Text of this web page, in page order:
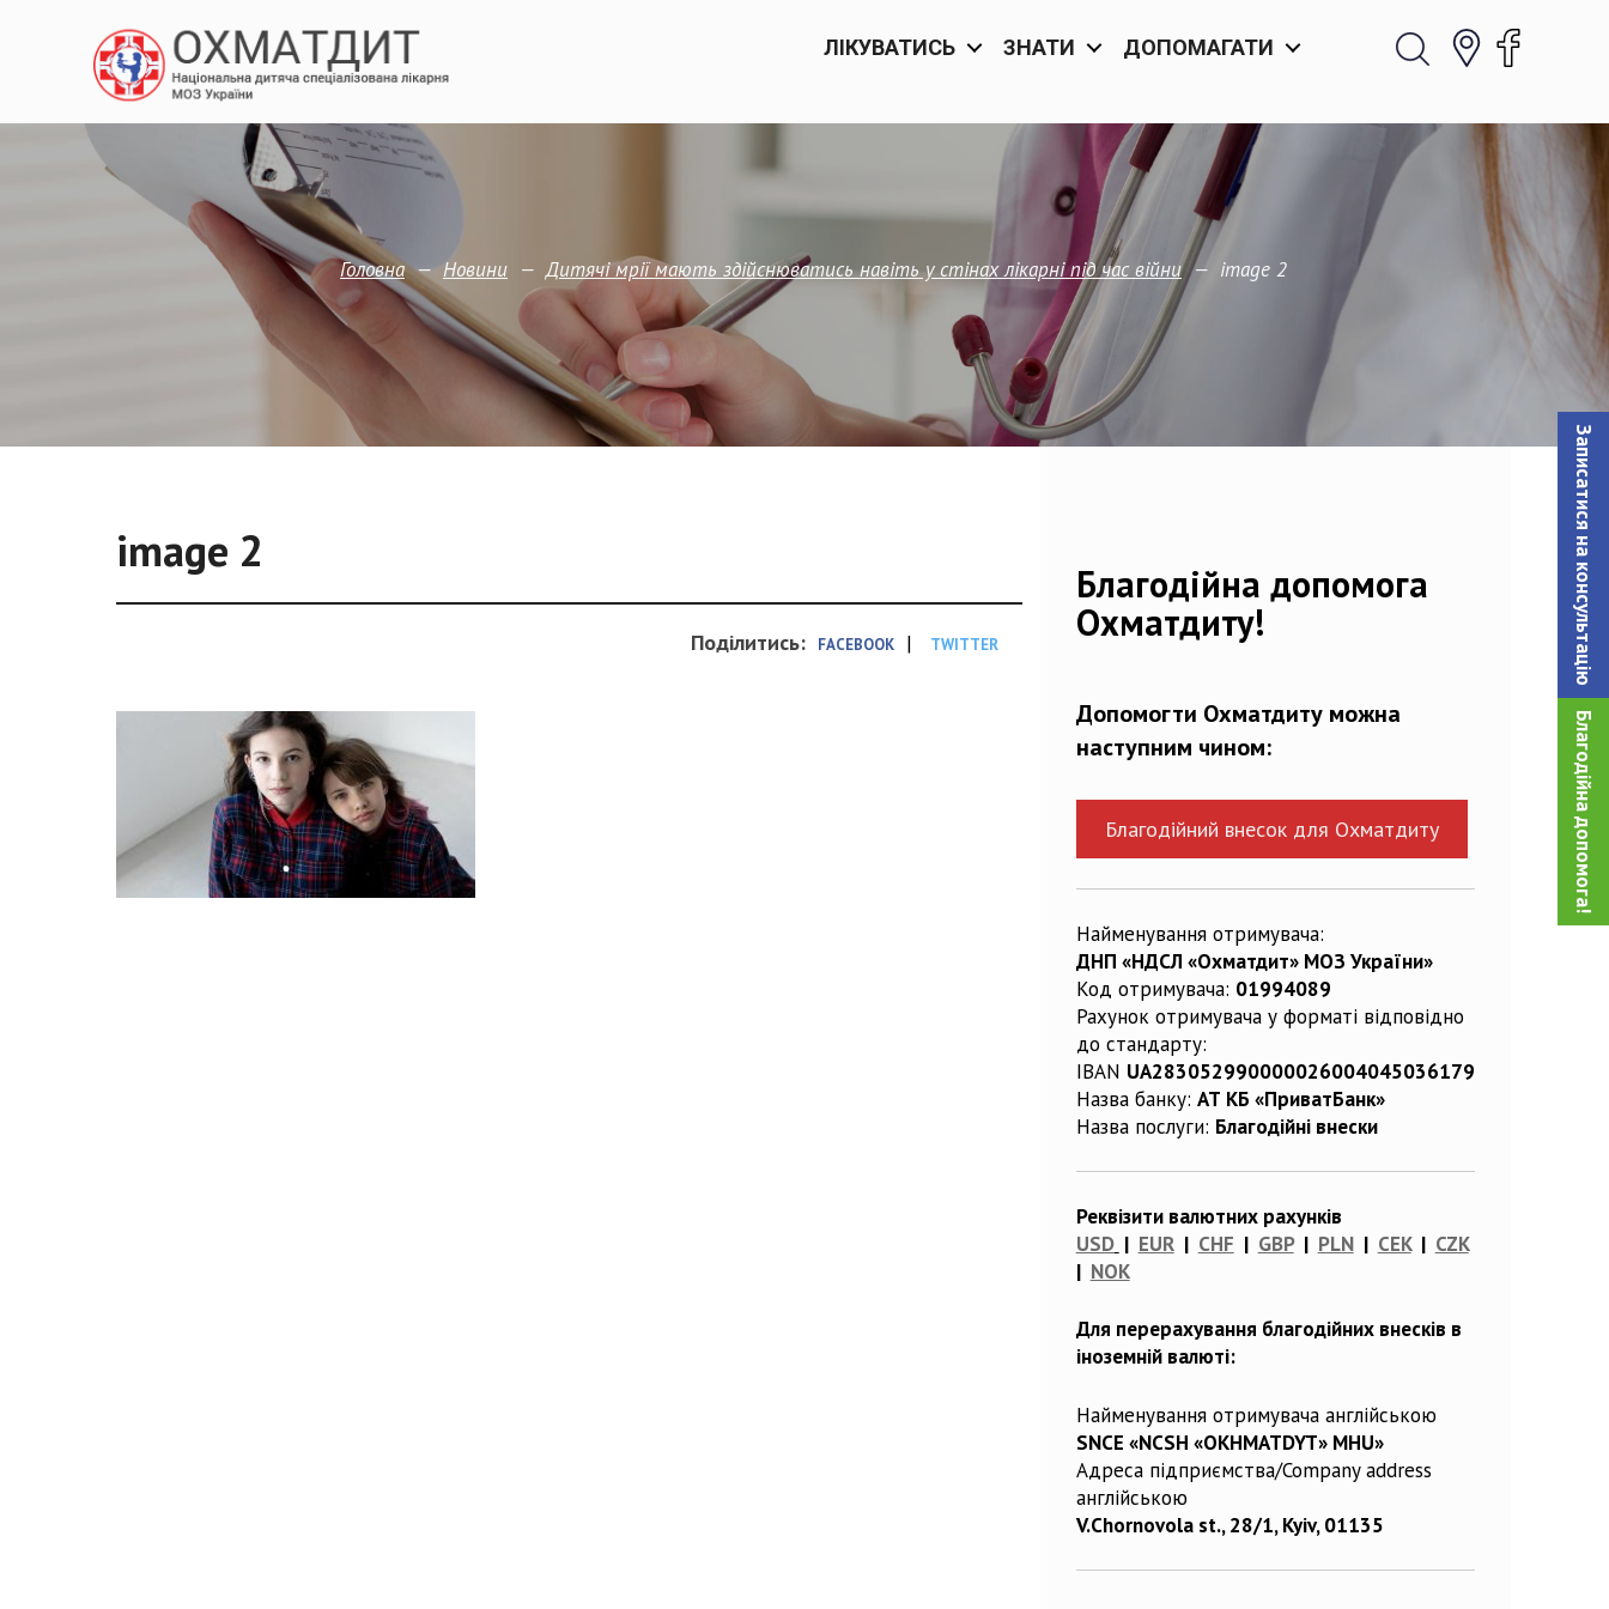
Записатися на консультацiю
Благодійна допомога!
ЛІКУВАТИСЬ ЗНАТИ ДОПОМАГАТИ
Головна — Новини — Дитячі мрії мають здійснюватись навіть у стінах лікарні під час війни — image 2
image 2
Поділитись: FACEBOOK | TWITTER
Благодійна допомога
Охматдиту!
Допомогти Охматдиту можна
наступним чином:
Благодійний внесок для Охматдиту
Найменування отримувача:
ДНП «НДСЛ «Охматдит» МОЗ України»
Код отримувача: 01994089
Рахунок отримувача у форматі відповідно
до стандарту:
IBAN UA283052990000026004045036179
Назва банку: АТ КБ «ПриватБанк»
Назва послуги: Благодійні внески
Реквізити валютних рахунків
USD | EUR| CHF | GBP| PLN| CEK| CZK
| NOK
Для перерахування благодійних внесків в
іноземній валюті:
Найменування отримувача англійською
SNCE «NCSH «OKHMATDYT» MHU»
Адреса підприємства/Company address
англійською
V.Chornovola st., 28/1, Kyiv, 01135